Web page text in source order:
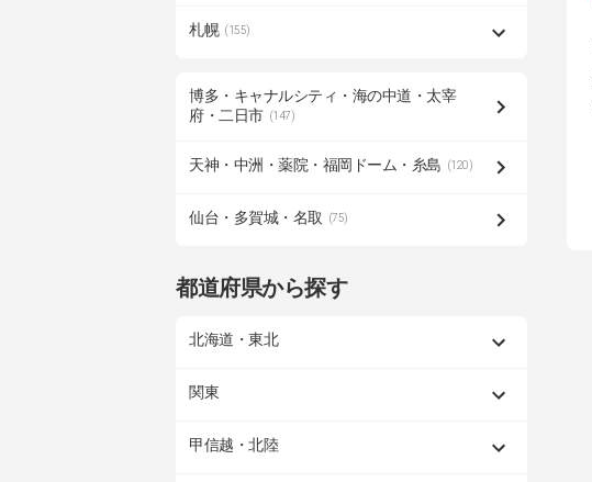
札幌 (155)
博多・キャナルシティ・海の中道・太宰
府・二日市 (147)
天神・中洲・薬院・福岡ドーム・糸島 (120)
仙台・多賀城・名取 (75)
都道府県から探す
北海道・東北
関東
甲信越・北陸